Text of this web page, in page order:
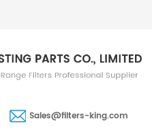
Sales@filters-king.com